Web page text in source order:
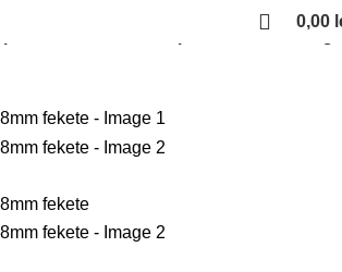
0,00
600 munkalaphoz 38mm vastag